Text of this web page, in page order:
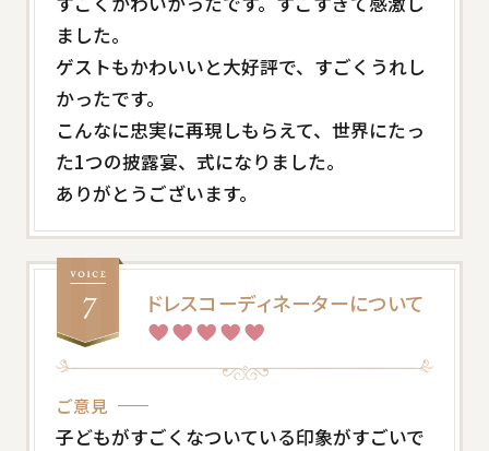
ました。
ゲストもかわいいと大好評で、すごくうれし
かったです。
こんなに忠実に再現しもらえて、世界にたっ
た1つの披露宴、式になりました。
ありがとうございます。
ドレスコーディネーターについて
ご意見
子どもがすごくなついている印象がすごいで